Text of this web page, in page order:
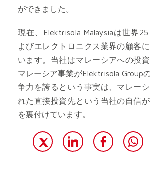
ができました。
現在、Elektrisola Malaysiaは世界
よびエレクトロニクス業界の顧客
います。当社はマレーシアへの投資
マレーシア事業がElektrisola Group
争力を誇るという事実は、マレー
れた直接投資先という当社の自信
を裏付けています。